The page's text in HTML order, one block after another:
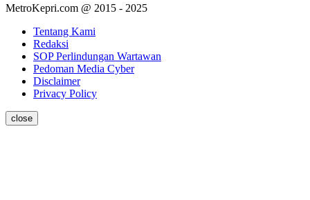
MetroKepri.com @ 2015 - 2025
Tentang Kami
Redaksi
SOP Perlindungan Wartawan
Pedoman Media Cyber
Disclaimer
Privacy Policy
close